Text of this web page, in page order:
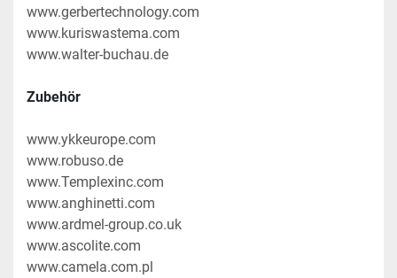
www.gerbertechnology.com
www.kuriswastema.com
www.walter-buchau.de
Zubehör
www.ykkeurope.com
www.robuso.de
www.Templexinc.com
www.anghinetti.com
www.ardmel-group.co.uk
www.ascolite.com
www.camela.com.pl